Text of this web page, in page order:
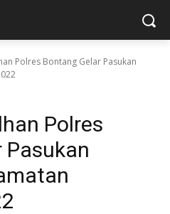
Polres Bontang Gelar Pasukan
Polres
Pasukan